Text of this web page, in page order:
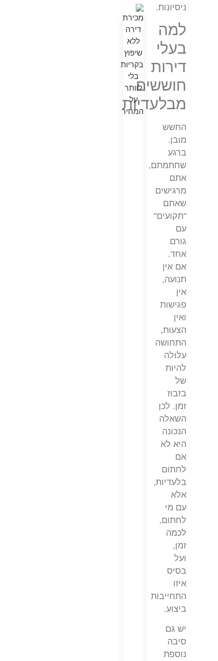
ניסיונות.
למה
בעלי
דירות
חוששים
מבלעדיות
החשש
מובן.
ברגע
שחתמתם,
אתם
מרגישים
שאתם
"תקועים"
עם
גורם
אחד.
אם אין
תנועה,
אין
פגישות
ואין
הצעות,
התחושה
עלולה
להיות
של
בזבוז
זמן. לכן
השאלה
הנכונה
היא לא
אם
לחתום
בלעדיות,
אלא
עם מי
לחתום,
לכמה
זמן,
ועל
בסיס
איזו
התחייבות
ביצוע.
יש גם
סיבה
נוספת